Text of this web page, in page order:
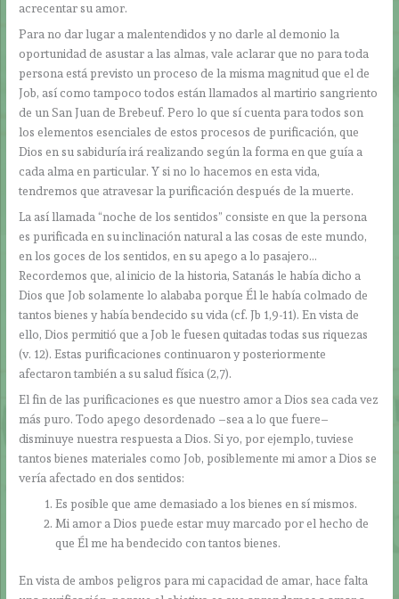
acrecentar su amor.
Para no dar lugar a malentendidos y no darle al demonio la
oportunidad de asustar a las almas, vale aclarar que no para toda
persona está previsto un proceso de la misma magnitud que el de
Job, así como tampoco todos están llamados al martirio sangriento
de un San Juan de Brebeuf. Pero lo que sí cuenta para todos son
los elementos esenciales de estos procesos de purificación, que
Dios en su sabiduría irá realizando según la forma en que guía a
cada alma en particular. Y si no lo hacemos en esta vida,
tendremos que atravesar la purificación después de la muerte.
La así llamada “noche de los sentidos” consiste en que la persona
es purificada en su inclinación natural a las cosas de este mundo,
en los goces de los sentidos, en su apego a lo pasajero…
Recordemos que, al inicio de la historia, Satanás le había dicho a
Dios que Job solamente lo alababa porque Él le había colmado de
tantos bienes y había bendecido su vida (cf. Jb 1,9-11). En vista de
ello, Dios permitió que a Job le fuesen quitadas todas sus riquezas
(v. 12). Estas purificaciones continuaron y posteriormente
afectaron también a su salud física (2,7).
El fin de las purificaciones es que nuestro amor a Dios sea cada vez
más puro. Todo apego desordenado –sea a lo que fuere–
disminuye nuestra respuesta a Dios. Si yo, por ejemplo, tuviese
tantos bienes materiales como Job, posiblemente mi amor a Dios se
vería afectado en dos sentidos:
Es posible que ame demasiado a los bienes en sí mismos.
Mi amor a Dios puede estar muy marcado por el hecho de
que Él me ha bendecido con tantos bienes.
En vista de ambos peligros para mi capacidad de amar, hace falta